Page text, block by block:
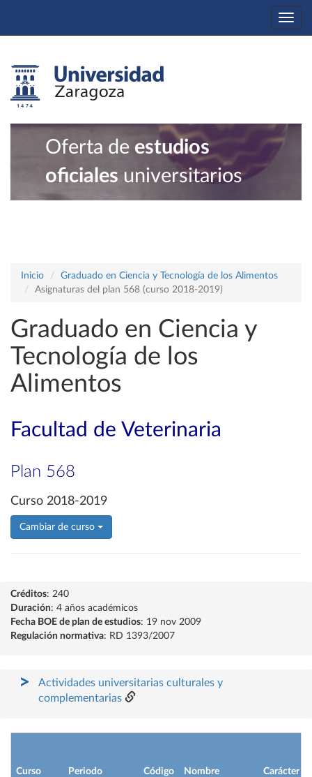
Oferta de estudios
oficiales universitarios
Inicio
Graduado en Ciencia y Tecnología de los Alimentos
Asignaturas del plan 568 (curso 2018-2019)
Graduado en Ciencia y
Tecnología de los
Alimentos
Facultad de Veterinaria
Plan 568
Curso 2018-2019
Cambiar de curso
Créditos: 240
Duración: 4 años académicos
Fecha BOE de plan de estudios: 19 nov 2009
Regulación normativa: RD 1393/2007
Actividades universitarias culturales y
complementarias
Curso Periodo Código Nombre Carácter